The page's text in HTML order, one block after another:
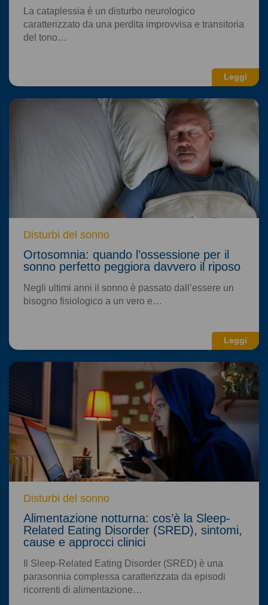
Leggi
La cataplessia è un disturbo neurologico
caratterizzato da una perdita improvvisa e transitoria
del tono…
Leggi
Disturbi del sonno
Ortosomnia: quando l’ossessione per il
sonno perfetto peggiora davvero il riposo
Negli ultimi anni il sonno è passato dall’essere un
bisogno fisiologico a un vero e…
Disturbi del sonno
Alimentazione notturna: cos’è la Sleep-
Related Eating Disorder (SRED), sintomi,
cause e approcci clinici
Il Sleep-Related Eating Disorder (SRED) è una
parasonnia complessa caratterizzata da episodi
ricorrenti di alimentazione…